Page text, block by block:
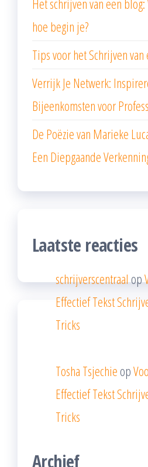
Het schrijven van een
hoe begin je?
Tips voor het Schrijven
Verrijk Je Netwerk:
Bijeenkomsten voor
De Poëzie van Marieke
Een Diepgaande
Laatste reacties
schrijverscentraalop
Effectief Tekst
Tricks
Tosha Tsjechie op
Effectief Tekst
Tricks
Archief